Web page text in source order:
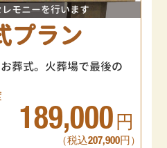
モニーを行います
プラン
葬式。火葬場で最後の
189,000 円
（税込207,900円）